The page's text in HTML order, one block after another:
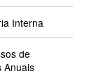
Interna
de
Anuais